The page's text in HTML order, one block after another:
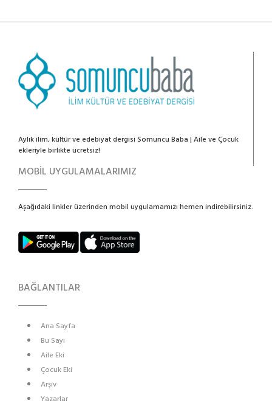
Aylık ilim, kültür ve edebiyat dergisi Somuncu Baba | Aile ve Çocuk
ekleriyle birlikte ücretsiz!
MOBİL UYGULAMALARIMIZ
Aşağıdaki linkler üzerinden mobil uygulamamızı hemen indirebilirsiniz.
BAĞLANTILAR
Ana Sayfa
Bu Sayı
Aile Eki
Çocuk Eki
Arşiv
Yazarlar